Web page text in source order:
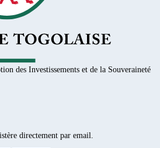
des Investissements et de la Souveraineté
directement par email.